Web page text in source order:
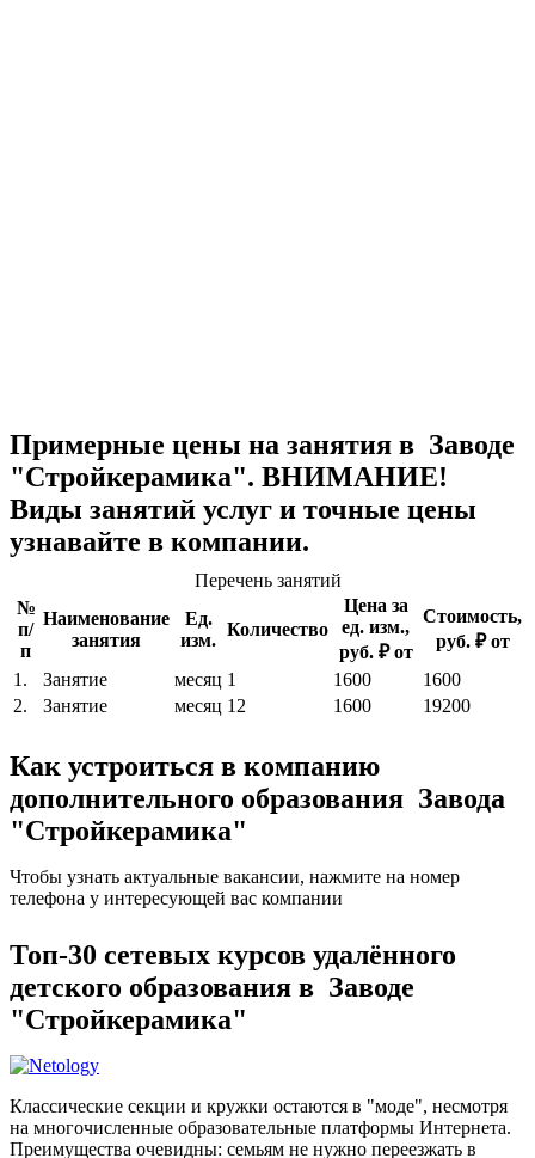
Примерные цены на занятия в Заводе
"Стройкерамика". ВНИМАНИЕ!
Виды занятий услуг и точные цены
узнавайте в компании.
Перечень занятий
№
п/
п
Наименование
занятия
Ед.
изм.
Количество
Цена за
ед. изм.,
руб. ₽ от
Стоимость,
руб. ₽ от
1.
Занятие месяц 1 1600
1600
2.
Занятие месяц 12 1600 19200
Как устроиться в компанию
дополнительного образования Завода
"Стройкерамика"
Чтобы узнать актуальные вакансии, нажмите на номер
телефона у интересующей вас компании
Топ-30 сетевых курсов удалённого
детского образования в Заводе
"Стройкерамика"
Классические секции и кружки остаются в "моде", несмотря
на многочисленные образовательные платформы Интернета.
Преимущества очевидны: семьям не нужно переезжать в